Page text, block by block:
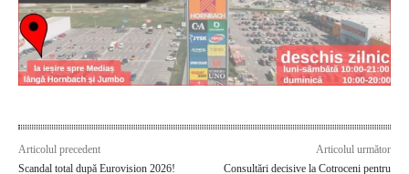
Articolul precedent
Scandal total după Eurovision 2026!
Articolul următor
Consultări decisive la Cotroceni pentru